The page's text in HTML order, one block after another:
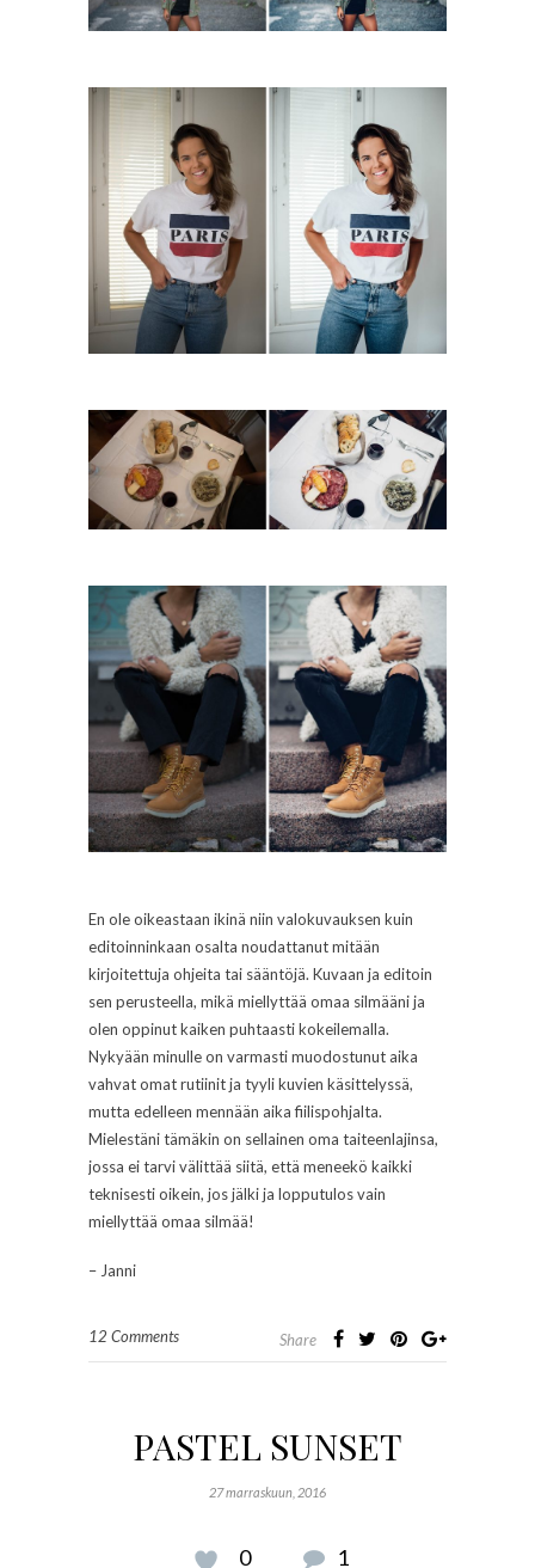
En ole oikeastaan ikinä niin valokuvauksen kuin
editoinninkaan osalta noudattanut mitään
kirjoitettuja ohjeita tai sääntöjä. Kuvaan ja editoin
sen perusteella, mikä miellyttää omaa silmääni ja
olen oppinut kaiken puhtaasti kokeilemalla.
Nykyään minulle on varmasti muodostunut aika
vahvat omat rutiinit ja tyyli kuvien käsittelyssä,
mutta edelleen mennään aika fiilispohjalta.
Mielestäni tämäkin on sellainen oma taiteenlajinsa,
jossa ei tarvi välittää siitä, että meneekö kaikki
teknisesti oikein, jos jälki ja lopputulos vain
miellyttää omaa silmää!
– Janni
12 Comments Share
PASTEL SUNSET
27 marraskuun, 2016
0 1